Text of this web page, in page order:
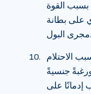
بسبب القوة
على بطانة
مجرى البول.
الاحتلام
جنسيةً
إدمانًا على